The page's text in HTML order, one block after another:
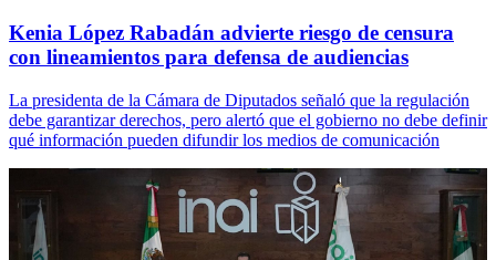
Kenia López Rabadán advierte riesgo de censura
con lineamientos para defensa de audiencias
La presidenta de la Cámara de Diputados señaló que la regulación
debe garantizar derechos, pero alertó que el gobierno no debe definir
qué información pueden difundir los medios de comunicación